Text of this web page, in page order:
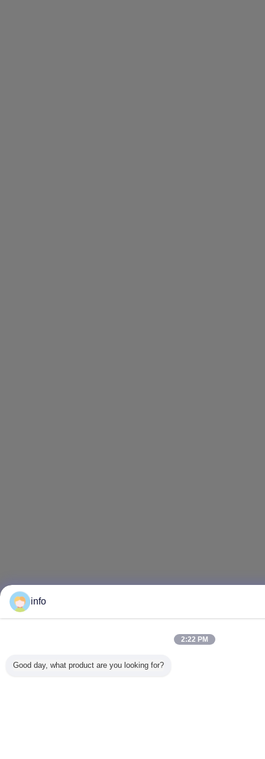
info
2:22 PM
Good day, what product are you looking for?